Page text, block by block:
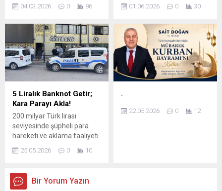
ilaçlama ihalesi, kent
başlıklarından biri haline
geldi. Belediyenin özellikle
yaz ayları öncesi sivrisinek
ve haşereyle mücadele
kapsamında yapacağı
ihalenin nasıl bir yöntemle
gerçekleştirileceği kulislerde
yoğun şekilde tartışılıyor.
“Adrese Teslim Şartname”
İddiaları Belediye
çevrelerinde konuşulanlara
göre, geçmiş dönemlerde
bazı teknik şartnamelerin
04.03.2026 0 86
bebek 8 kişi öldü, 33 kişi
kaybeden otobüs şoförü
Mustafa Fevzi Merdun’un
alkollü araç kullanmak dahil
36 kez trafik cezası aldığı
halde direksiyonda olması
tartışma yarattı. Merdun
otobüsü, Denizli-Aydın...
01.06.2026 0 30
5 Liralık Banknot Getir;
Kara Parayı Akla!
200 milyar Türk lirası
seviyesinde şüpheli para
hareketi ve aklama faaliyeti
finansal suç örgütünün,
ve Adana’daki döviz
bürolarından kurye
25.05.2026 0 10
.
22.05.2026 0 12
Bir Yorum Yazın